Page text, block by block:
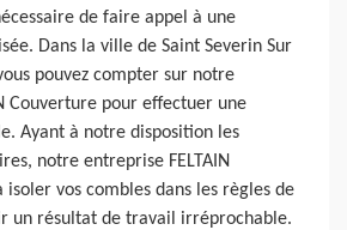
de faire appel à une
Dans la ville de Saint Severin Sur
pouvez compter sur notre
Couverture pour effectuer une
Ayant à notre disposition les
notre entreprise FELTAIN
vos combles dans les règles de
un résultat de travail irréprochable.